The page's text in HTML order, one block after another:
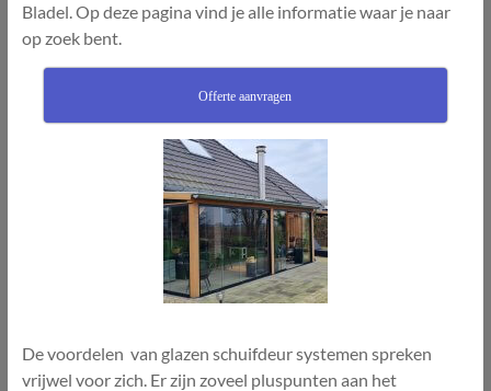
Bladel. Op deze pagina vind je alle informatie waar je naar
op zoek bent.
Offerte aanvragen
De voordelen van glazen schuifdeur systemen spreken
vrijwel voor zich. Er zijn zoveel pluspunten aan het